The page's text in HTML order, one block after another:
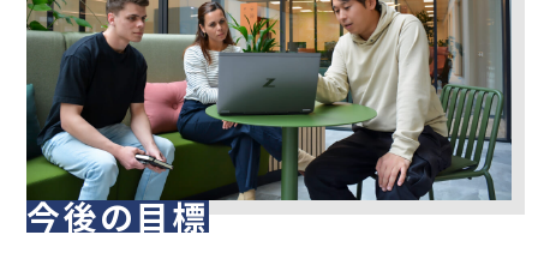
今後の目標